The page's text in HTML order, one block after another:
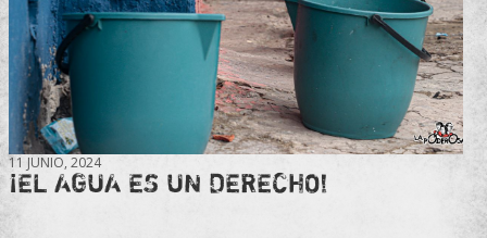
11 JUNIO, 2024
¡EL AGUA ES UN DERECHO!